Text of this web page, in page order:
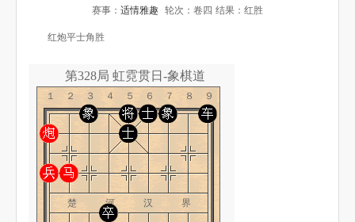
赛事： 适情雅趣 轮次：卷四 结果：红胜
红炮平士角胜
第328局 虹霓贯日-象棋道
１２３４５６７８９
楚 河 汉 界